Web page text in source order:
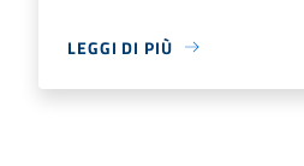
LEGGI DI PIÙ